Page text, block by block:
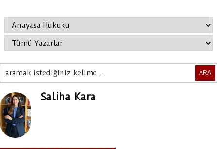
ARA
Saliha Kara